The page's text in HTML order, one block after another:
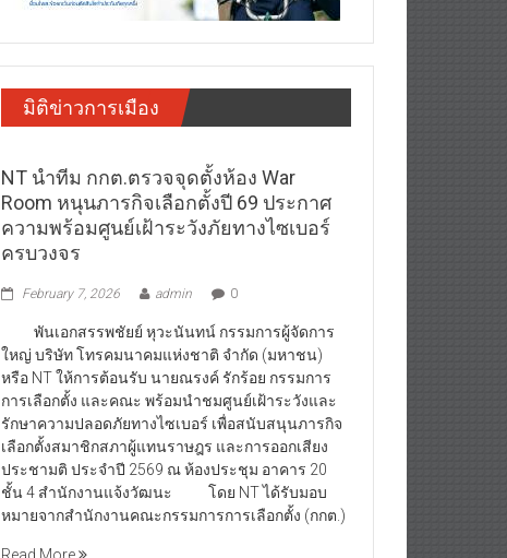
มิติข่าวการเมือง
NT นำทีม กกต.ตรวจจุดตั้งห้อง War
Room หนุนภารกิจเลือกตั้งปี 69 ประกาศ
ความพร้อมศูนย์เฝ้าระวังภัยทางไซเบอร์
ครบวงจร
February 7, 2026 admin 0
พันเอกสรรพชัยย์ หุวะนันทน์ กรรมการผู้จัดการ
ใหญ่ บริษัท โทรคมนาคมแห่งชาติ จำกัด (มหาชน)
หรือ NT ให้การต้อนรับ นายณรงค์ รักร้อย กรรมการ
การเลือกตั้ง และคณะ พร้อมนำชมศูนย์เฝ้าระวังและ
รักษาความปลอดภัยทางไซเบอร์ เพื่อสนับสนุนภารกิจ
เลือกตั้งสมาชิกสภาผู้แทนราษฎร และการออกเสียง
ประชามติ ประจำปี 2569 ณ ห้องประชุม อาคาร 20
ชั้น 4 สำนักงานแจ้งวัฒนะ โดย NT ได้รับมอบ
หมายจากสำนักงานคณะกรรมการการเลือกตั้ง (กกต.)